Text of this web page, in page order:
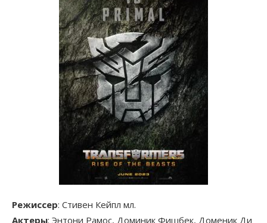
Режиссер: Стивен Кейпл мл.
Актеры: Энтони Рамос, Доминик Фишбек, Доменик Ди